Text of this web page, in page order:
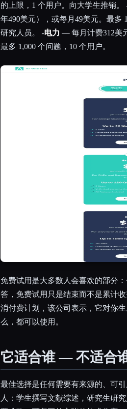
的上限，1 个用户。向大学生推销。
年490美元），或每月49美元。最多
研究人员。 -电力 — 每月计费312美
最多 1,000 个问题，10 个用户。
免费试用是大多数人会喜欢的部分
答，免费试用只是结束而不是累计
消付费计划，该公司表示，它对你
么，都可以使用。
它适合谁 — 不适合
最佳选择是任何需要有来源的、可
人：学生撰写文献综述，研究生研